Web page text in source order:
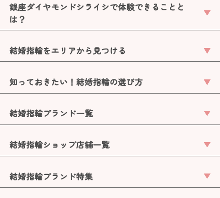
銀座ダイヤモンドシライシで体験できることと
は？
結婚指輪をエリアから見つける
知っておきたい！結婚指輪の選び方
結婚指輪ブランド一覧
結婚指輪ショップ店舗一覧
結婚指輪ブランド特集